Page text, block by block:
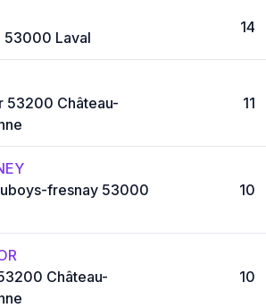
53000 Laval
14
53200 Château-
11
fresnay 53000
10
Château-
10